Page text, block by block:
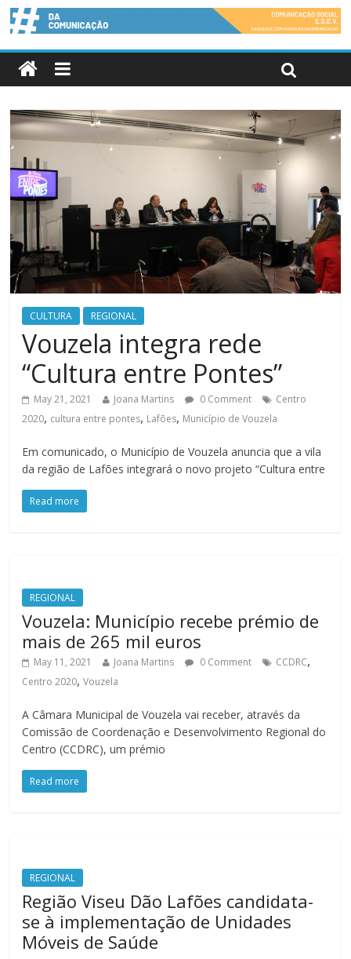
CULTURA REGIONAL
Vouzela integra rede
“Cultura entre Pontes”
May 21, 2021 Joana Martins 0 Comment
Centro
2020, cultura entre pontes, Lafões, Município de Vouzela
Em comunicado, o Município de Vouzela anuncia que a vila
da região de Lafões integrará o novo projeto “Cultura entre
Read more
REGIONAL
Vouzela: Município recebe prémio de
mais de 265 mil euros
May 11, 2021 Joana Martins 0 Comment CCDRC,
Centro 2020,Vouzela
A Câmara Municipal de Vouzela vai receber, através da
Comissão de Coordenação e Desenvolvimento Regional do
Centro (CCDRC), um prémio
Read more
REGIONAL
Região Viseu Dão Lafões candidata-
se à implementação de Unidades
Móveis de Saúde